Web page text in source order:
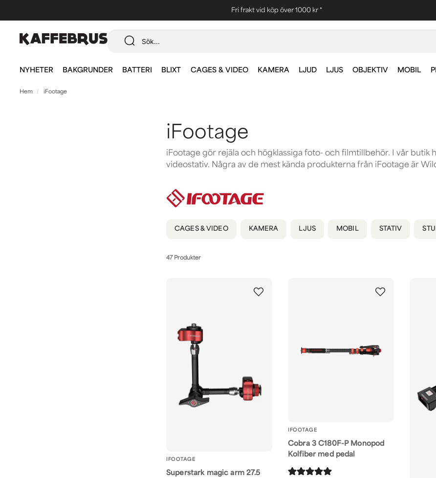
Fri frakt vid köp över 1000 kr *
NYHETER BAKGRUNDER BATTERI BLIXT CAGES & VIDEO KAMERA LJUD LJUS OBJEKTIV MOBIL
Hem iFootage
iFootage
iFootage gör rejäla och högklassiga foto- och filmtillbehör. I vår
videostativ. Några av de mest kända produkterna från iFootage är
CAGES & VIDEO KAMERA LJUS MOBIL STATIV
47 Produkter
IFOOTAGE
Superstark magic arm 27.5
IFOOTAGE
Cobra 3 C180F-P Monopod
Kolfiber med pedal